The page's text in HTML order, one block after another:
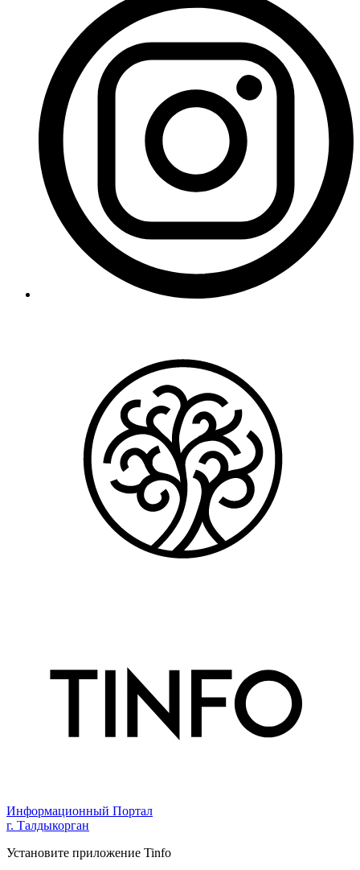
Информационный Портал
г. Талдыкорган
Установите приложение Tinfo